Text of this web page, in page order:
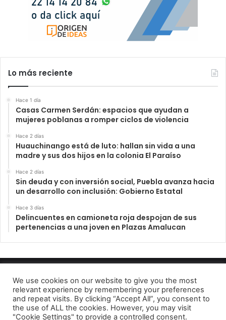
Lo más reciente
Hace 1 día
Casas Carmen Serdán: espacios que ayudan a
mujeres poblanas a romper ciclos de violencia
Hace 2 días
Huauchinango está de luto: hallan sin vida a una
madre y sus dos hijos en la colonia El Paraíso
Hace 2 días
Sin deuda y con inversión social, Puebla avanza hacia
un desarrollo con inclusión: Gobierno Estatal
Hace 3 días
Delincuentes en camioneta roja despojan de sus
pertenencias a una joven en Plazas Amalucan
INFORME23 PERIODICO DIGITAL 2022
Aviso de Privacidad
FacebookTelegram
We use cookies on our website to give you the most
relevant experience by remembering your preferences
and repeat visits. By clicking “Accept All”, you consent to
the use of ALL the cookies. However, you may visit
"Cookie Settings" to provide a controlled consent.